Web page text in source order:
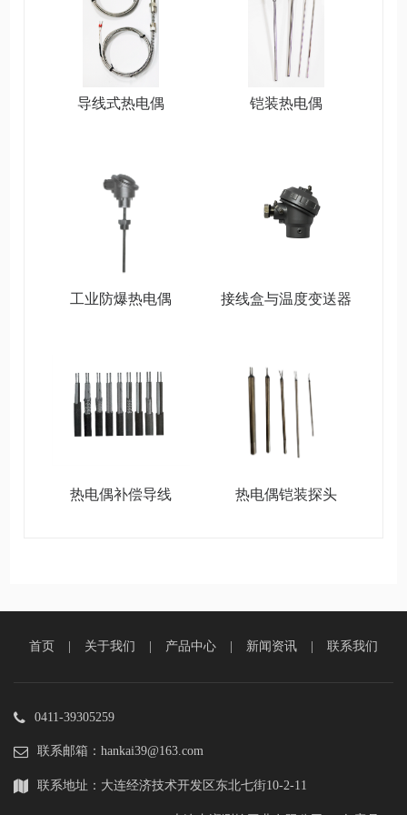
导线式热电偶 铠装热电偶
工业防爆热电偶 接线盒与温度变送器
热电偶补偿导线 热电偶铠装探头
首页 关于我们 产品中心 新闻资讯 联系我们
0411-39305259
联系邮箱：hankai39@163.com
联系地址：大连经济技术开发区东北七街10-2-11